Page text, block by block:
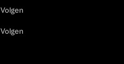
Volgen
Volgen